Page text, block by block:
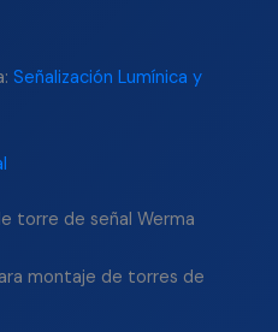
Señalización Lumínica y
torre de señal Werma
montaje de torres de